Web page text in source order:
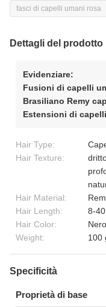
fasci di capelli umani rosa
Dettagli del prodotto
Evidenziare:
Fusioni di capelli
Brasiliano Remy
Estensioni di
Hair Type:
Hair Texture:
Hair Material:
Hair Length:
8-
Hair Color:
Weight:
100
Specificità
Proprietà di base